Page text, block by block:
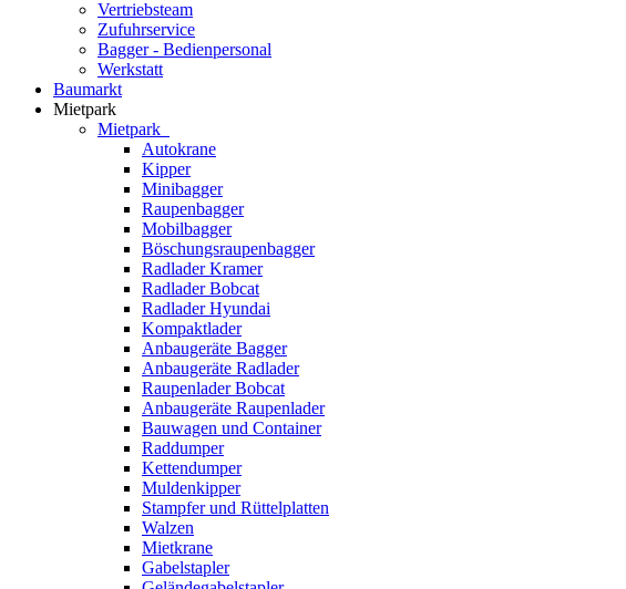
Vertriebsteam
Zufuhrservice
Bagger - Bedienpersonal
Werkstatt
Baumarkt
Mietpark
Mietpark
Autokrane
Kipper
Minibagger
Raupenbagger
Mobilbagger
Böschungsraupenbagger
Radlader Kramer
Radlader Bobcat
Radlader Hyundai
Kompaktlader
Anbaugeräte Bagger
Anbaugeräte Radlader
Raupenlader Bobcat
Anbaugeräte Raupenlader
Bauwagen und Container
Raddumper
Kettendumper
Muldenkipper
Stampfer und Rüttelplatten
Walzen
Mietkrane
Gabelstapler